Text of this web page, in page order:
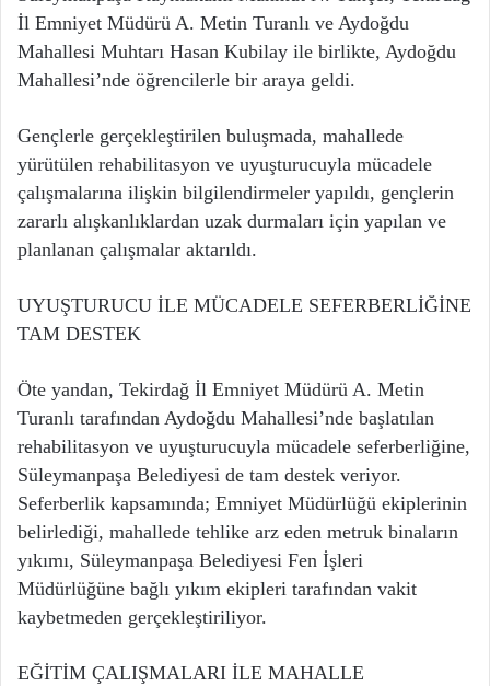
İl Emniyet Müdürü A. Metin Turanlı ve Aydoğdu
Mahallesi Muhtarı Hasan Kubilay ile birlikte, Aydoğdu
Mahallesi’nde öğrencilerle bir araya geldi.
Gençlerle gerçekleştirilen buluşmada, mahallede
yürütülen rehabilitasyon ve uyuşturucuyla mücadele
çalışmalarına ilişkin bilgilendirmeler yapıldı, gençlerin
zararlı alışkanlıklardan uzak durmaları için yapılan ve
planlanan çalışmalar aktarıldı.
UYUŞTURUCU İLE MÜCADELE SEFERBERLİĞİNE
TAM DESTEK
Öte yandan, Tekirdağ İl Emniyet Müdürü A. Metin
Turanlı tarafından Aydoğdu Mahallesi’nde başlatılan
rehabilitasyon ve uyuşturucuyla mücadele seferberliğine,
Süleymanpaşa Belediyesi de tam destek veriyor.
Seferberlik kapsamında; Emniyet Müdürlüğü ekiplerinin
belirlediği, mahallede tehlike arz eden metruk binaların
yıkımı, Süleymanpaşa Belediyesi Fen İşleri
Müdürlüğüne bağlı yıkım ekipleri tarafından vakit
kaybetmeden gerçekleştiriliyor.
EĞİTİM ÇALIŞMALARI İLE MAHALLE